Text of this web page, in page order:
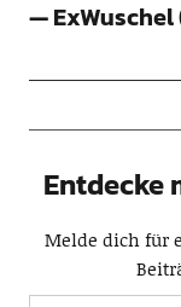
— ExWuschel
Entdecke
Melde dich für